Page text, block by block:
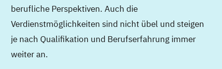
berufliche Perspektiven. Auch die
Verdienstmöglichkeiten sind nicht übel und steigen
je nach Qualifikation und Berufserfahrung immer
weiter an.